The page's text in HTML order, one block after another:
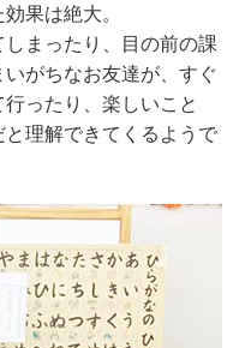
果は絶大。
まったり、目の前の課
がちなお友達が、すぐ
ったり、楽しいこと
理解できてくるようで